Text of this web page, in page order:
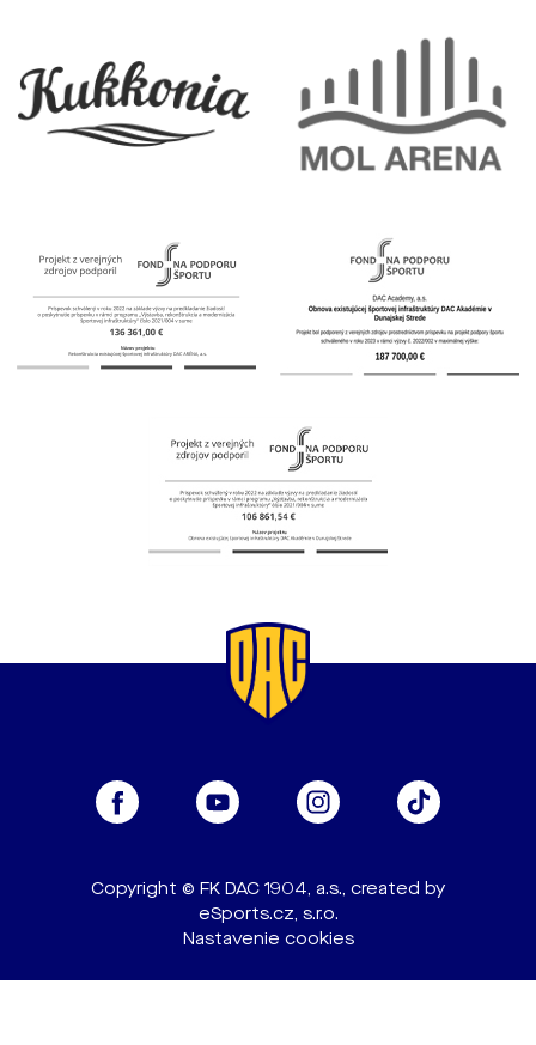
Copyright © FK DAC 1904, a.s., created by
eSports.cz, s.r.o.
Nastavenie cookies